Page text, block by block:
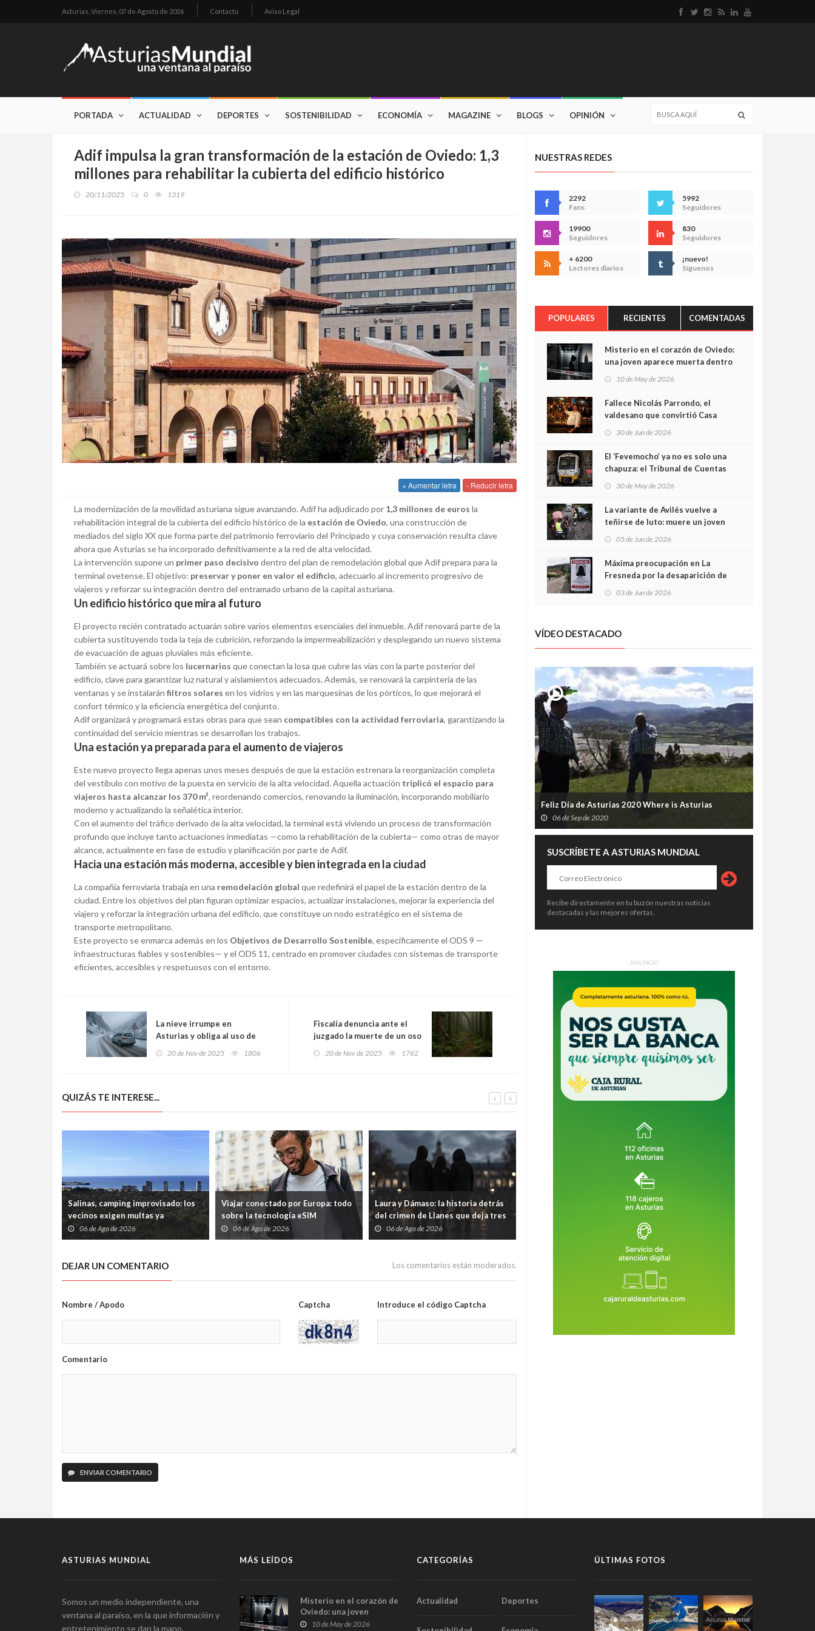
Asturias, Viernes, 07 de Agosto de 2026 Contacto Aviso Legal
PORTADA ACTUALIDAD DEPORTES SOSTENIBILIDAD ECONOMÍA MAGAZINE BLOGS OPINIÓN
Adif impulsa la gran transformación de la estación de Oviedo: 1,3
millones para rehabilitar la cubierta del edificio histórico
20/11/2025 0 1319
+ Aumentar letra - Reducir letra
La modernización de la movilidad asturiana sigue avanzando. Adif ha adjudicado por 1,3 millones de euros la
rehabilitación integral de la cubierta del edificio histórico de la estación de Oviedo, una construcción de
mediados del siglo XX que forma parte del patrimonio ferroviario del Principado y cuya conservación resulta clave
ahora que Asturias se ha incorporado definitivamente a la red de alta velocidad.
La intervención supone un primer paso decisivo dentro del plan de remodelación global que Adif prepara para la
terminal ovetense. El objetivo: preservar y poner en valor el edificio, adecuarlo al incremento progresivo de
viajeros y reforzar su integración dentro del entramado urbano de la capital asturiana.
Un edificio histórico que mira al futuro
El proyecto recién contratado actuarán sobre varios elementos esenciales del inmueble. Adif renovará parte de la
cubierta sustituyendo toda la teja de cubrición, reforzando la impermeabilización y desplegando un nuevo sistema
de evacuación de aguas pluviales más eficiente.
También se actuará sobre los lucernarios que conectan la losa que cubre las vías con la parte posterior del
edificio, clave para garantizar luz natural y aislamientos adecuados. Además, se renovará la carpintería de las
ventanas y se instalarán filtros solares en los vidrios y en las marquesinas de los pórticos, lo que mejorará el
confort térmico y la eficiencia energética del conjunto.
Adif organizará y programará estas obras para que sean compatibles con la actividad ferroviaria, garantizando la
continuidad del servicio mientras se desarrollan los trabajos.
Una estación ya preparada para el aumento de viajeros
Este nuevo proyecto llega apenas unos meses después de que la estación estrenara la reorganización completa
del vestíbulo con motivo de la puesta en servicio de la alta velocidad. Aquella actuación triplicó el espacio para
viajeros hasta alcanzar los 370 m², reordenando comercios, renovando la iluminación, incorporando mobiliario
moderno y actualizando la señalética interior.
Con el aumento del tráfico derivado de la alta velocidad, la terminal está viviendo un proceso de transformación
profundo que incluye tanto actuaciones inmediatas —como la rehabilitación de la cubierta— como otras de mayor
alcance, actualmente en fase de estudio y planificación por parte de Adif.
Hacia una estación más moderna, accesible y bien integrada en la ciudad
La compañía ferroviaria trabaja en una remodelación global que redefinirá el papel de la estación dentro de la
ciudad. Entre los objetivos del plan figuran optimizar espacios, actualizar instalaciones, mejorar la experiencia del
viajero y reforzar la integración urbana del edificio, que constituye un nodo estratégico en el sistema de
transporte metropolitano.
Este proyecto se enmarca además en los Objetivos de Desarrollo Sostenible, específicamente el ODS 9 —
infraestructuras fiables y sostenibles— y el ODS 11, centrado en promover ciudades con sistemas de transporte
eficientes, accesibles y respetuosos con el entorno.
La nieve irrumpe en
Asturias y obliga al uso de
cadenas en seis puertos de
20 de Nov de 2025 1806
Fiscalía denuncia ante el
juzgado la muerte de un oso
pardo atrapado en un lazo
20 de Nov de 2025 1762
QUIZÁS TE INTERESE...
Salinas, camping improvisado: los
vecinos exigen multas ya
06 de Ago de 2026
Viajar conectado por Europa: todo
sobre la tecnología eSIM
06 de Ago de 2026
Laura y Dámaso: la historia detrás
del crimen de Llanes que deja tres
hijos huérfanos
06 de Ago de 2026
El crimen de Llanes destapa una
sido condenado, expulsado de la
Guardia Civil y tenía prohibido
DEJAR UN COMENTARIO Los comentarios están moderados.
Nombre / Apodo Captcha Introduce el código Captcha
Comentario
ENVIAR COMENTARIO
NUESTRAS REDES
2292
Fans
5992
Seguidores
19900
Seguidores
830
Seguidores
+ 6200
Lectores diarios
¡nuevo!
Síguenos
POPULARES RECIENTES COMENTADAS
Misterio en el corazón de Oviedo:
una joven aparece muerta dentro
cámaras captan sus últimos
minutos
10 de May de 2026
Fallece Nicolás Parrondo, el
valdesano que convirtió Casa
30 de Jun de 2026
El ‘Fevemocho’ ya no es solo una
chapuza: el Tribunal de Cuentas
sobrecoste de los trenes que no
cabían por los túneles
30 de May de 2026
La variante de Avilés vuelve a
teñirse de luto: muere un joven
05 de Jun de 2026
Máxima preocupación en La
Fresneda por la desaparición de
03 de Jun de 2026
VÍDEO DESTACADO
Feliz Día de Asturias 2020 Where is Asturias
06 de Sep de 2020
SUSCRÍBETE A ASTURIAS MUNDIAL
Recibe directamente en tu buzón nuestras noticias
destacadas y las mejores ofertas.
ANUNCIO
ASTURIAS MUNDIAL
Somos un medio independiente, una
ventana al paraíso, en la que información y
entretenimiento se dan la mano.
MÁS LEÍDOS
Misterio en el corazón de
Oviedo: una joven
aparece muerta dentro
10 de May de 2026
CATEGORÍAS
Actualidad Deportes
ÚLTIMAS FOTOS